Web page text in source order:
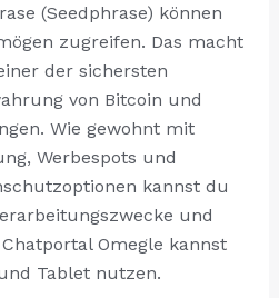
(Seedphrase) können
zugreifen. Das macht
der sichersten
von Bitcoin und
Wie gewohnt mit
Werbespots und
kannst du
und
Omegle kannst
Tablet nutzen.